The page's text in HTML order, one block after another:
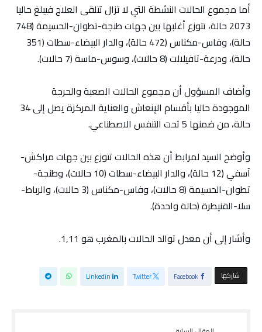
أما مجموع الحالات النشطة التي لا تزال تتلقى العلاج فيبلغ حاليا
2073 حالة، تتوزع أغلبها بين جهات طنجة-تطوان-الحسيمة (748
حالة)، وفاس-مكناس (472 حالة)، والدار البيضاء-سطات (351
حالة)، ودرعة-تافيلالت (8 حالات)، وسوس-ماسة (7 حالات).
وأضاف المسؤول أن مجموع الحالات الصعبة والحرجة
الموجودة حاليا بأقسام الإنعاش والعناية المركزة يصل إلى 34
حالة، من ضمنها 5 تحت التنفس الاصطناعي.
وأوضح السيد لمرابط أن هذه الحالات تتوزع بين جهات مراكش-
آسفي (12 حالة)، والدار البيضاء-سطات (10 حالات)، وطنجة-
تطوان-الحسيمة (8 حالات)، وفاس-مكناس (3 حالات)، والرباط-
سلا-القنيطرة (حالة واحدة).
وأشار إلى أن معدل توالد الحالات بالمغرب هو 1,11.
‫‫ شاركها‬ Facebook
Twitter
Linkedin